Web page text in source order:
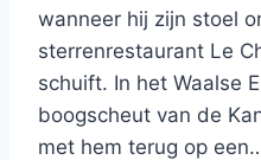
wanneer hij zijn stoel
sterrenrestaurant Le
schuift. In het Waalse
boogscheut van de
met hem terug op